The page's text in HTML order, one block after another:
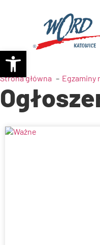
Otwórz pasek narzędzi
Strona główna Egzaminy